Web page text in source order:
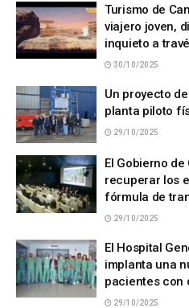
Turismo de
viajero joven,
inquieto a
30/10/2025
Un proyecto
planta piloto
29/10/2025
El Gobierno
recuperar los
fórmula de
29/10/2025
El Hospital
implanta una
pacientes con
29/10/2025